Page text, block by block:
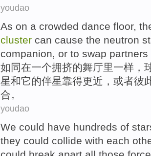
youdao
As on a crowded dance floor,
cluster can cause the neutron
companion, or to swap partners
如同在一个拥挤的舞厅里一样，
星和它的伴星靠得更近， 或者彼
合。
youdao
We could have hundreds of
they could collide with each